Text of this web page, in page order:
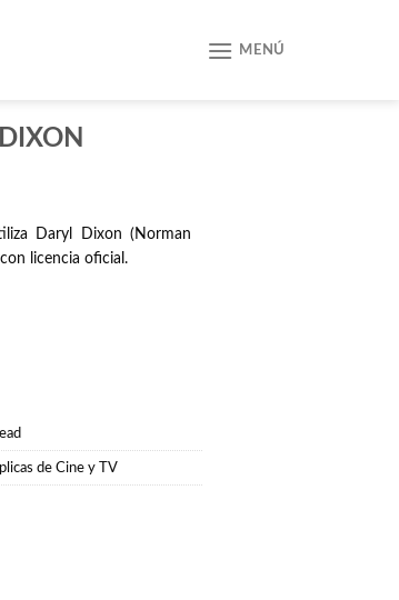
MENÚ
Daryl Dixon (Norman
licencia oficial.
de Cine y TV